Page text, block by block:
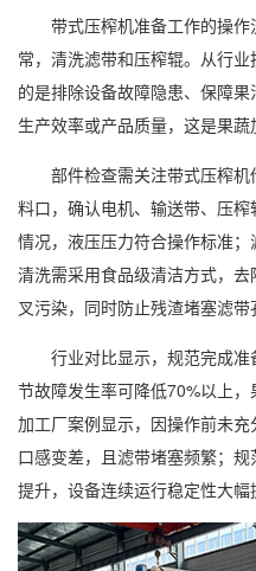
带式压榨机准备工作的操
常，清洗滤带和压榨辊。从行
的是排除设备故障隐患、保障
生产效率或产品质量，这是果蔬
部件检查需关注带式压榨机
料口，确认电机、输送带、压
情况，液压压力符合操作标准；
清洗需采用食品级清洁方式，
叉污染，同时防止残渣堵塞滤带
行业对比显示，规范完成准
节故障发生率可降低70%以上
加工厂案例显示，因操作前未充
口感变差，且滤带堵塞频繁；
提升，设备连续运行稳定性大幅